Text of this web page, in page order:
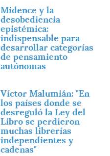
Midence y la
desobediencia
epistémica:
indispensable para
desarrollar categorías
de pensamiento
autónomas
Víctor Malumián: "En
los países donde se
desreguló la Ley del
Libro se perdieron
muchas librerías
independientes y
cadenas"